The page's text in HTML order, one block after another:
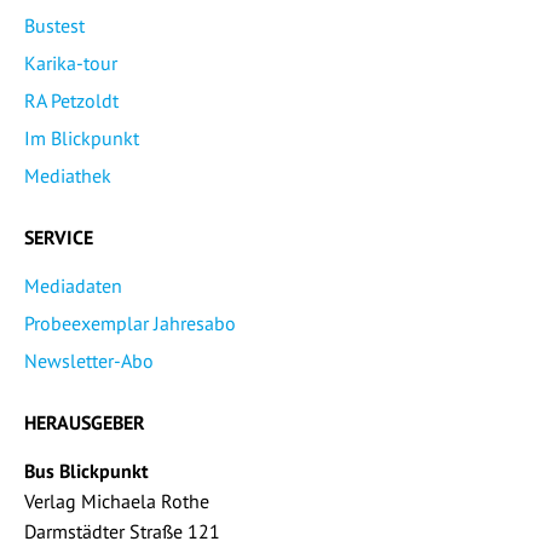
Bustest
Karika-tour
RA Petzoldt
Im Blickpunkt
Mediathek
SERVICE
Mediadaten
Probeexemplar Jahresabo
Newsletter-Abo
HERAUSGEBER
Bus Blickpunkt
Verlag Michaela Rothe
Darmstädter Straße 121